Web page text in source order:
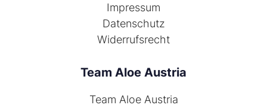
Impressum
Datenschutz
Widerrufsrecht
Team Aloe Austria
Team Aloe Austria